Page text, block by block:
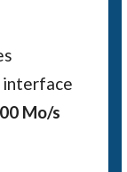
interface
Mo/s